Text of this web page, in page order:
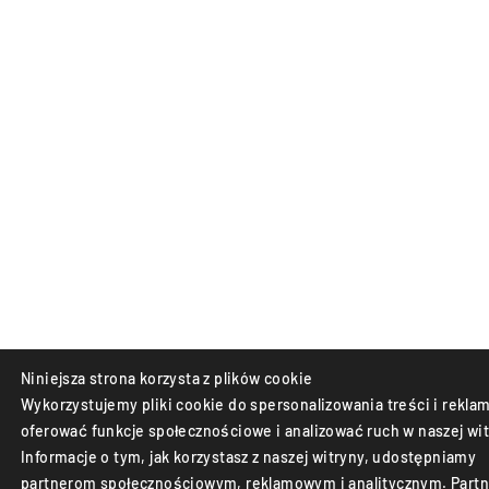
Niniejsza strona korzysta z plików cookie
Wykorzystujemy pliki cookie do spersonalizowania treści i
oferować funkcje społecznościowe i analizować ruch w naszej
Informacje o tym, jak korzystasz z naszej witryny, udostępniamy
partnerom społecznościowym, reklamowym i analitycznym.